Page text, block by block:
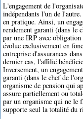
L'engagement de
indépendants l'un de
en pratique. Ainsi, un
rendement garanti (dans le
par une IRP avec
évolue exclusivement en
entreprise d'assurances
dernier cas, l'affilié
Inversement, un
garanti (dans le chef de
organisme de pension qui
assure partiellement ou
par un organisme qui ne le
supporte seul la totalité du